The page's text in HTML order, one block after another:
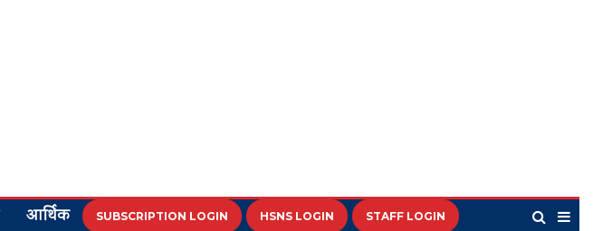
आर्थिक SUBSCRIPTION LOGIN HSNS LOGIN STAFF LOGIN